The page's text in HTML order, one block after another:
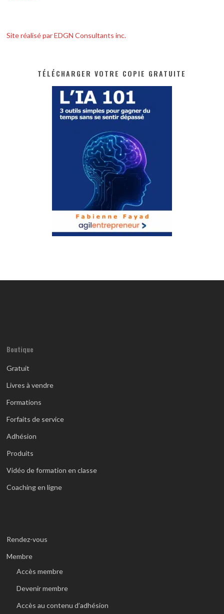
Site réalisé par EDGN Consultants inc.
TÉLÉCHARGER VOTRE COPIE GRATUITE
Boutique
Gratuit
Livres à vendre
Formations
Forfaits de service
Adhésion
Produits
Vidéo de formation en classe
Coaching en ligne
Rendez-vous
Membre
Accès membre
Devenir membre
Accès au contenu d’adhésion